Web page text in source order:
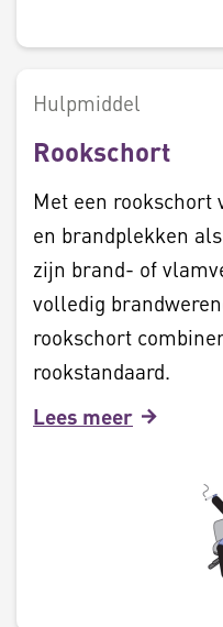
Hulpmiddel
Rookschort
Met een rookschort
en brandplekken
zijn brand- of
volledig
rookschort
rookstandaard.
Lees meer